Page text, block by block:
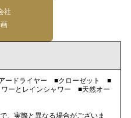
社
ードライヤー ■クローゼット ■
ーとレインシャワー ■天然オー
、実際と異なる場合がございま